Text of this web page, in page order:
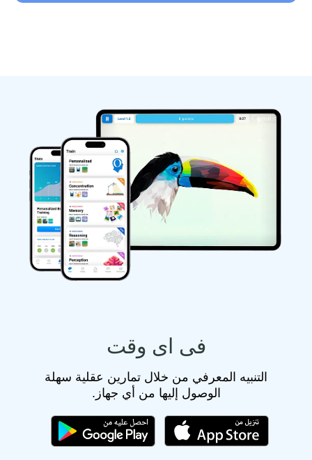
فى اى وقت
التنبيه المعرفي من خلال تمارين عقلية سهلة
الوصول إليها من أي جهاز.